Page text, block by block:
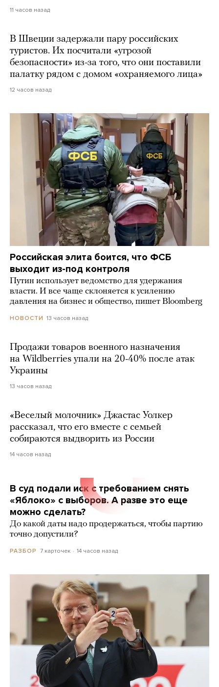
11 часов назад
В Швеции задержали пару российских
туристов. Их посчитали «угрозой
безопасности» из-за того, что они поставили
палатку рядом с домом «охраняемого лица»
12 часов назад
Российская элита боится, что ФСБ
выходит из-под контроля
Путин использует ведомство для удержания
власти. И все чаще склоняется к усилению
давления на бизнес и общество, пишет Bloomberg
НОВОСТИ 13 часов назад
Продажи товаров военного назначения
на Wildberries упали на 20-40% после атак
Украины
13 часов назад
«Веселый молочник» Джастас Уолкер
рассказал, что его вместе с семьей
собираются выдворить из России
14 часов назад
В суд подали иск с требованием снять
«Яблоко» с выборов. А разве это еще
можно сделать?
До какой даты надо продержаться, чтобы партию
точно допустили?
РАЗБОР 7 карточек 14 часов назад